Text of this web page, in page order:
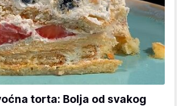
torta: Bolja od svakog